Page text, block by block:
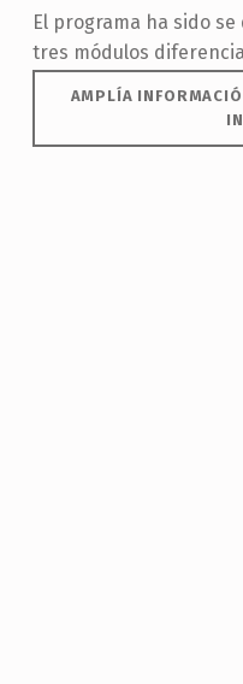
El programa ha sido
tres módulos
AMPLÍA